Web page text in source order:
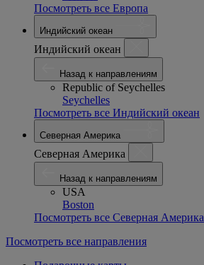
Посмотреть все Европа
Индийский океан
Индийский океан
Назад к направлениям
Republic of Seychelles
Seychelles
Посмотреть все Индийский океан
Северная Америка
Северная Америка
Назад к направлениям
USA
Boston
Посмотреть все Северная Америка
Посмотреть все направления